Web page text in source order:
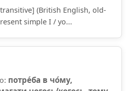
(British English, old-
simple I / yo...
потре́ба в чо́му,